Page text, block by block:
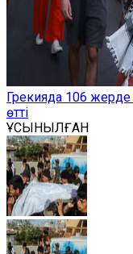
Грекияда 106 жерде
өтті
ҰСЫНЫЛҒАН